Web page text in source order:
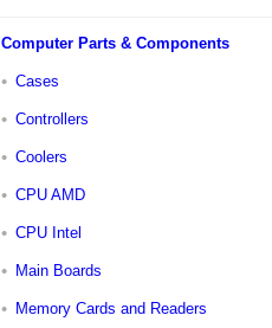
Computer Parts & Components
Cases
Controllers
Coolers
CPU AMD
CPU Intel
Main Boards
Memory Cards and Readers